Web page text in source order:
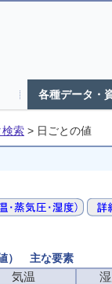
各種データ・
検索 > 日ごとの値
） 主な要素
気温